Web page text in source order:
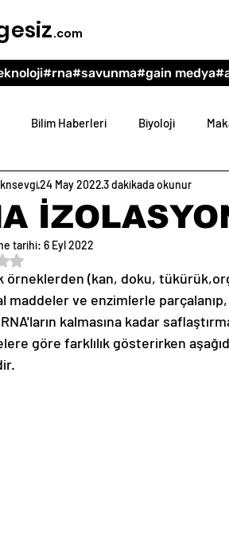
.com
Bilim Haberleri Biyoloji
Eğitim Felsefe
24 May 20223 dakikada okunur
tarihi: 6 Eyl 2022
NaN yıldız
örneklerden (kan, doku,
maddeler ve enzimlerle
kalmasına kadar
göre farklılık gösterirken
#rna#savunma#gain medya